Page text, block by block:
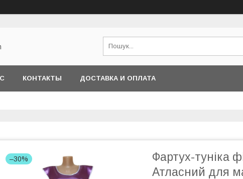
КОНТАКТЫ ДОСТАВКА И ОПЛАТА
–30%
Фартух-туніка
Атласний для